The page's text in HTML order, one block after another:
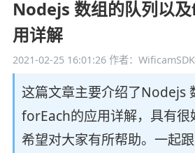
Nodejs 数组的队列以
用详解
2021-02-25 16:01:26作者：
这篇文章主要介绍了Nodejs
forEach的应用详解，具有很
希望对大家有所帮助。一起